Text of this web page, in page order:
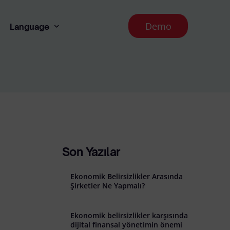
Language Demo
Son Yazılar
Ekonomik Belirsizlikler Arasında
Şirketler Ne Yapmalı?
Ekonomik belirsizlikler karşısında
dijital finansal yönetimin önemi